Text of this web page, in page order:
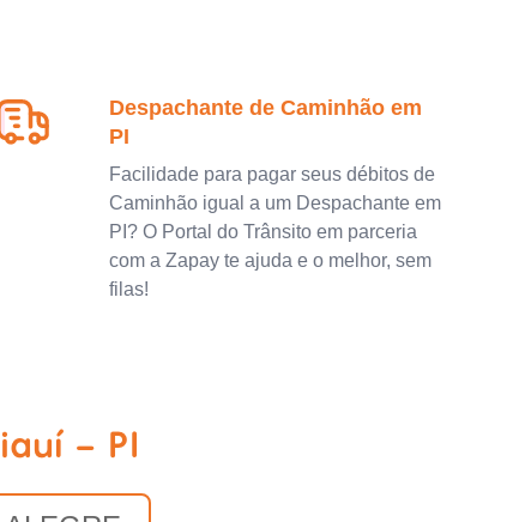
Despachante de Caminhão em
PI
Facilidade para pagar seus débitos de
Caminhão igual a um Despachante em
PI? O Portal do Trânsito em parceria
com a Zapay te ajuda e o melhor, sem
filas!
- PI